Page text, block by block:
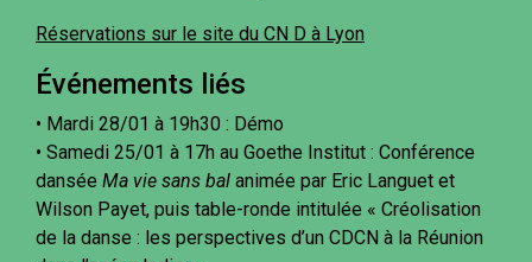
Réservations sur le site du CN D à Lyon
Événements liés
• Mardi 28/01 à 19h30 : Démo
• Samedi 25/01 à 17h au Goethe Institut : Conférence
dansée Ma vie sans bal animée par Eric Languet et
Wilson Payet, puis table-ronde intitulée « Créolisation
de la danse : les perspectives d’un CDCN à la Réunion